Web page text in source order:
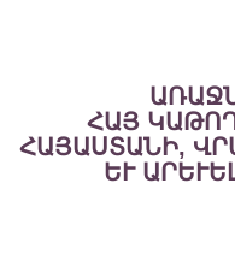
ՀԱՅ
ՀԱՅԱՍՏԱՆԻ,
ԵՒ